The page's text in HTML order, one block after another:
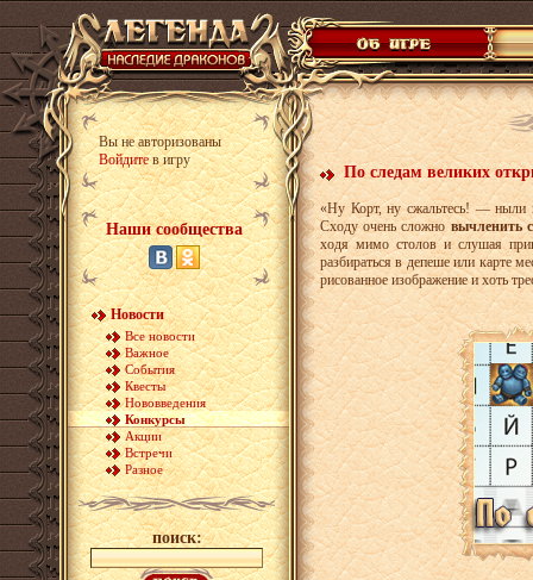
Вы не авторизованы
Войдитев игру
Наши сообщества
Новости
Все новости
Важное
События
Квесты
Нововведения
Конкурсы
Акции
Встречи
Разное
поиск:
По следам великих
«Ну Корт, ну сжальтесь! — ныли
Сходу очень сложновычленить
ходя мимо столов и слушая
разбираться в депеше или карте
рисованное изображение и хоть